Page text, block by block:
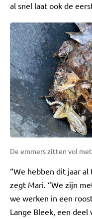
al snel laat ook de
De emmers zitten vol
“We hebben dit jaar
zegt Mari. “We zijn
we werken in een
Lange Bleek, een deel